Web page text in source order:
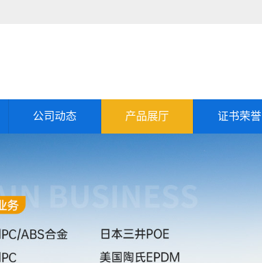
公司动态 产品展厅 证书荣誉